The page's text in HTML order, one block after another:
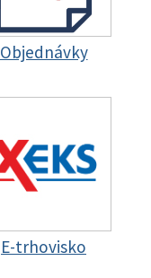
Objednávky
E-trhovisko